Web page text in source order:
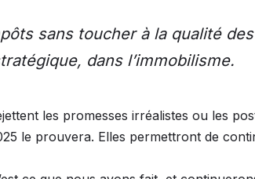
sans toucher à la qualité
dans l’immobilisme.
les promesses irréalistes ou les
le prouvera. Elles permettront de